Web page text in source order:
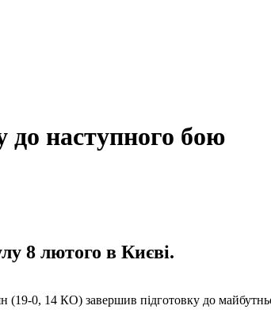
до наступного бою
8 лютого в Києві.
0, 14 КО) завершив підготовку до